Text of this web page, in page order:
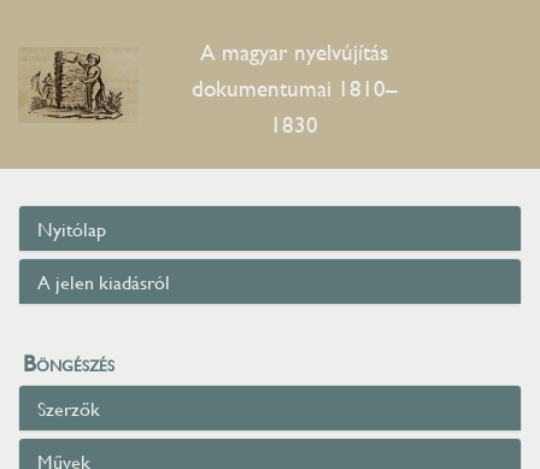
A magyar nyelvújítás
dokumentumai 1810–
1830
Nyitólap
A jelen kiadásról
Böngészés
Szerzők
Művek